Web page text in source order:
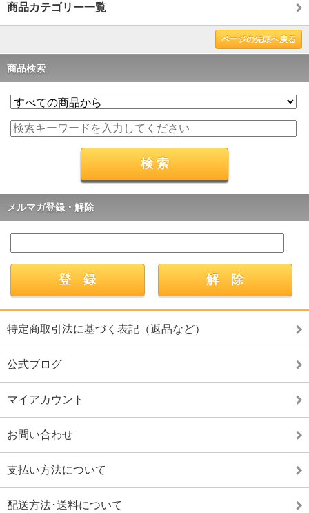
商品カテゴリー一覧
ページの先頭へ戻る
商品検索
メルマガ登録・解除
特定商取引法に基づく表記（返品など）
公式ブログ
マイアカウント
お問い合わせ
支払い方法について
配送方法･送料について